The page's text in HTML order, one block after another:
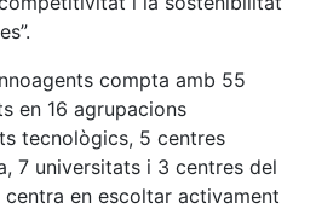
compta amb 55
en 16 agrupacions
tecnològics, 5 centres
7 universitats i 3 centres del
centra en escoltar activament